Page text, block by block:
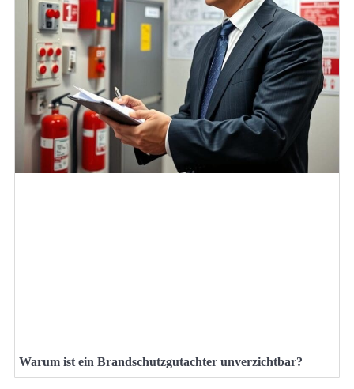
Warum ist ein Brandschutzgutachter unverzichtbar?